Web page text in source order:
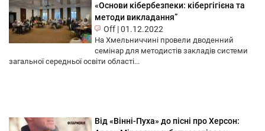
«Основи кібербезпеки: кібергігієна та
методи викладання”
Off |01.12.2022
На Хмельниччині провели дводенний
семінар для методистів закладів системи
загальної середньої освіти області...
Від «Вінні-Пуха» до пісні про Херсон: